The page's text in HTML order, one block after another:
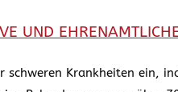
UND
Krankheiten ein,